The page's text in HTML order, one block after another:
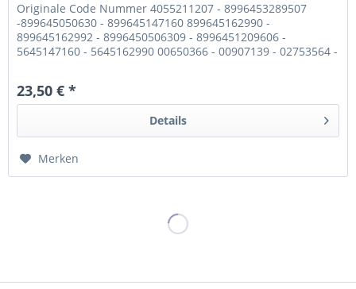
Originale Code Nummer 4055211207 - 8996453289507
-899645050630 - 899645147160 899645162990 -
899645162992 - 8996450506309 - 8996451209606 -
5645147160 - 5645162990 00650366 - 00907139 - 02753564 -
23,50 € *
Details
Merken